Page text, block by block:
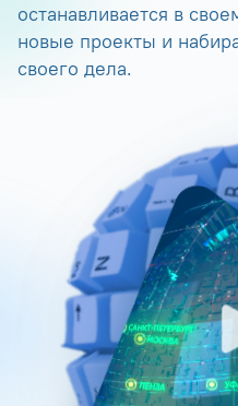
останавливается в
новые проекты и
своего дела.